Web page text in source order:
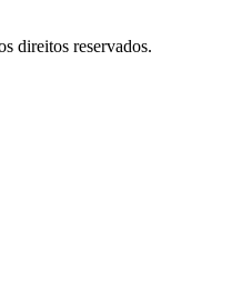
direitos reservados.